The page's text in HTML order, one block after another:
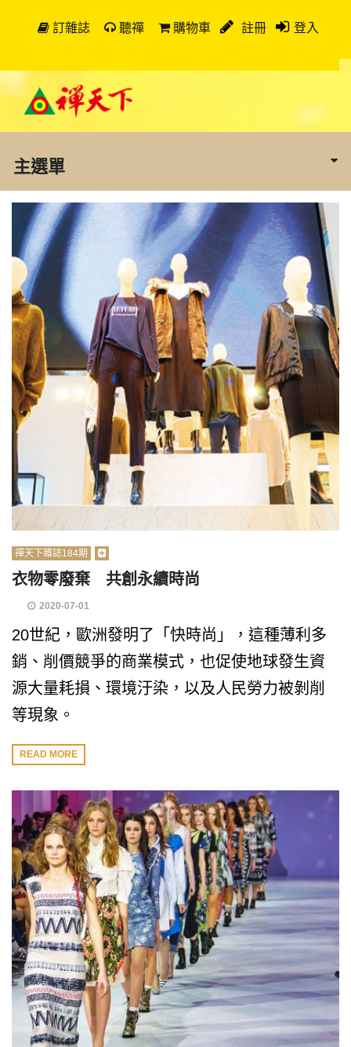
訂雜誌 聽禪 購物車 註冊 登入
主選單
禪天下雜誌184期
衣物零廢棄 共創永續時尚
2020-07-01
20世紀，歐洲發明了「快時尚」，這種薄利多
銷、削價競爭的商業模式，也促使地球發生資
源大量耗損、環境汙染，以及人民勞力被剝削
等現象。
READ MORE